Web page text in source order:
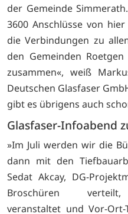
der Gemeinde
3600 Anschlüsse von
die Verbindungen zu
den Gemeinden
zusammen«, weiß
Deutschen Glasfaser
gibt es übrigens auch
Glasfaser-Infoabend
»Im Juli werden wir die
dann mit den
Sedat Akcay, DG-
Broschüren verteilt,
veranstaltet und Vor-